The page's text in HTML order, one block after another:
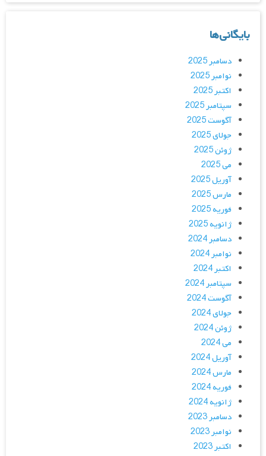
بایگانی‌ها
دسامبر 2025
نوامبر 2025
اکتبر 2025
سپتامبر 2025
آگوست 2025
جولای 2025
ژوئن 2025
می 2025
آوریل 2025
مارس 2025
فوریه 2025
ژانویه 2025
دسامبر 2024
نوامبر 2024
اکتبر 2024
سپتامبر 2024
آگوست 2024
جولای 2024
ژوئن 2024
می 2024
آوریل 2024
مارس 2024
فوریه 2024
ژانویه 2024
دسامبر 2023
نوامبر 2023
اکتبر 2023